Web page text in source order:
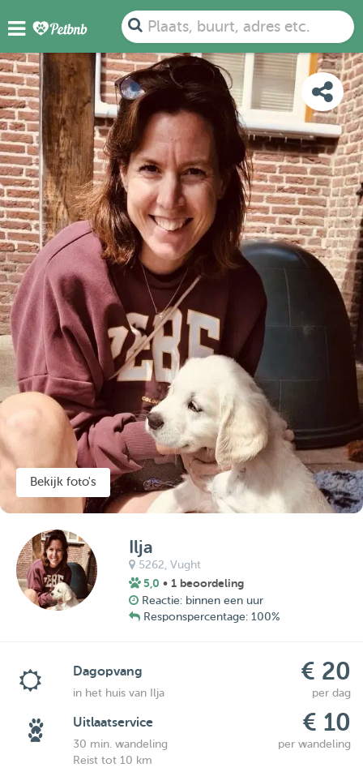
Plaats, buurt, adres etc.
FOTO'S BEOORDELINGEN KAART
Bekijk foto's
Ilja
5262,Vught
5,0 • 1 beoordeling
Reactie: binnen een uur
Responspercentage: 100%
Dagopvang € 20
in het huis van Ilja per dag
Uitlaatservice € 10
30 min. wandeling
per wandeling
Reist tot 10 km